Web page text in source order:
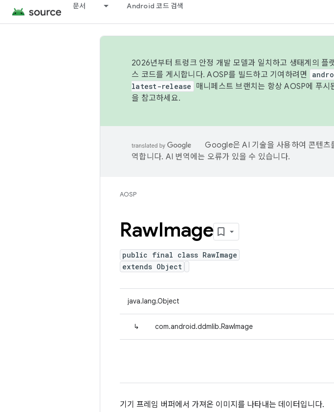
문서 Android 코드 검색
2026년부터 트렁크 안정 개발 모델과 일치하고 생태계의
스 코드를 게시합니다. AOSP를 빌드하고 기여하려면
latest-release
매니페스트 브랜치는 항상 AOSP에 푸
을 참고하세요.
Google은 AI 기술을 사용하여 콘텐츠
역합니다. AI 번역에는 오류가 있을 수 있습니다.
AOSP
RawImage
public final class RawImage
extends Object
java.lang.Object
↳ com.android.ddmlib.RawImage
기기 프레임 버퍼에서 가져온 이미지를 나타내는 데이터입니다.